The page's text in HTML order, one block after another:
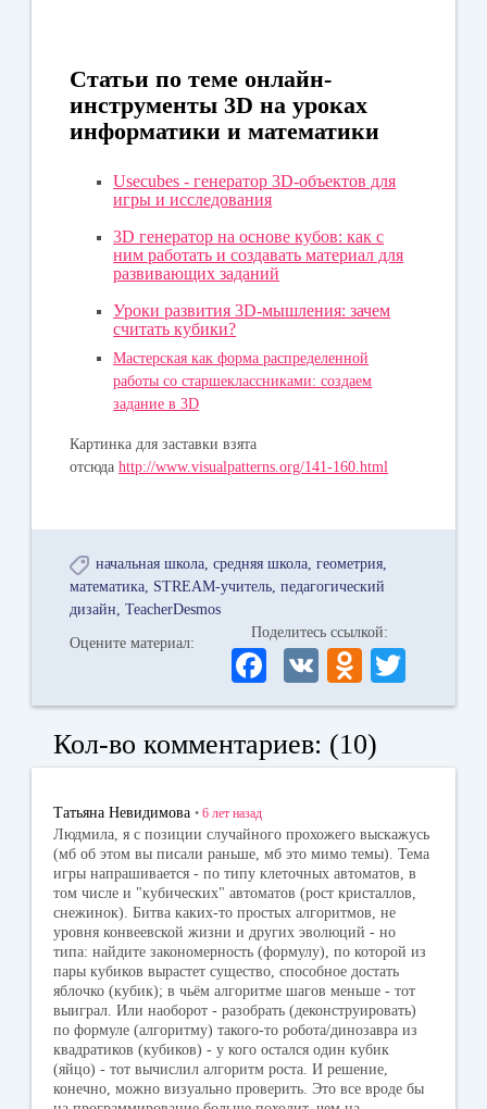
Статьи по теме онлайн-
инструменты 3D на уроках
информатики и математики
Usecubes - генератор 3D-объектов для
игры и исследования
3D генератор на основе кубов: как с
ним работать и создавать материал для
развивающих заданий
Уроки развития 3D-мышления: зачем
считать кубики?
Мастерская как форма распределенной
работы со старшеклассниками: создаем
задание в 3D
Картинка для заставки взята
отсюдаhttp://www.visualpatterns.org/141-160.html
начальная школа средняя школа геометрия
математика STREAM-учитель педагогический
дизайн
TeacherDesmos
Оцените материал:
Поделитесь ссылкой:
Fa
ce
bo
ok
V
K
O
dn
ok
la
ni
ki
wi
r
Кол-во комментариев: (10)
Татьяна Невидимова • 6 лет назад
Людмила, я с позиции случайного прохожего выскажусь
(мб об этом вы писали раньше, мб это мимо темы). Тема
игры напрашивается - по типу клеточных автоматов, в
том числе и "кубических" автоматов (рост кристаллов,
снежинок). Битва каких-то простых алгоритмов, не
уровня конвеевской жизни и других эволюций - но
типа: найдите закономерность (формулу), по которой из
пары кубиков вырастет существо, способное достать
яблочко (кубик); в чьём алгоритме шагов меньше - тот
выиграл. Или наоборот - разобрать (деконструировать)
по формуле (алгоритму) такого-то робота/динозавра из
квадратиков (кубиков) - у кого остался один кубик
(яйцо) - тот вычислил алгоритм роста. И решение,
конечно, можно визуально проверить. Это все вроде бы